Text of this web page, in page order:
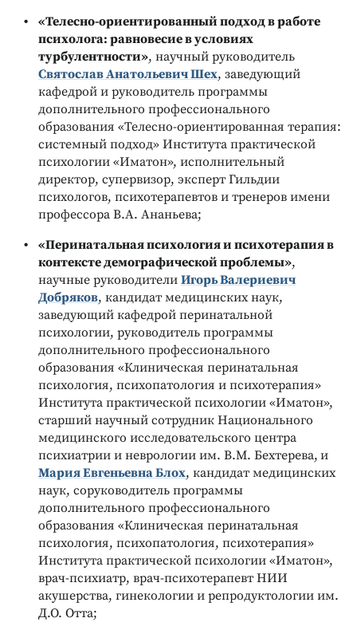
«Телесно-ориентированный подход в работе
психолога: равновесие в условиях
турбулентности», научный руководитель
Святослав Анатольевич Шех, заведующий
кафедрой и руководитель программы
дополнительного профессионального
образования «Телесно-ориентированная терапия:
системный подход» Института практической
психологии «Иматон», исполнительный
директор, супервизор, эксперт Гильдии
психологов, психотерапевтов и тренеров имени
профессора В.А. Ананьева;
«Перинатальная психология и психотерапия в
контексте демографической проблемы»,
научные руководители Игорь Валериевич
Добряков, кандидат медицинских наук,
заведующий кафедрой перинатальной
психологии, руководитель программы
дополнительного профессионального
образования «Клиническая перинатальная
психология, психопатология и психотерапия»
Института практической психологии «Иматон»,
старший научный сотрудник Национального
медицинского исследовательского центра
психиатрии и неврологии им. В.М. Бехтерева, и
Мария Евгеньевна Блох, кандидат медицинских
наук, соруководитель программы
дополнительного профессионального
образования «Клиническая перинатальная
психология, психопатология, психотерапия»
Института практической психологии «Иматон»,
врач-психиатр, врач-психотерапевт НИИ
акушерства, гинекологии и репродуктологии им.
Д.О. Отта;